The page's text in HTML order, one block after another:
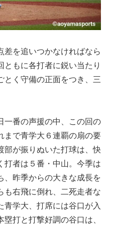
差を追いつかなければなら
ともに各打者に鋭い当たり
とく守備の正面をつき、三
一番の声援の中、この回の
まで青学大６連覇の扇の要
部が振りぬいた打球は、快
打者は５番・中山。今季は
、昨季からの大きな成長を
も右飛に倒れ、二死走者な
青学大、打席には谷口が入
打と打撃好調の谷口は、